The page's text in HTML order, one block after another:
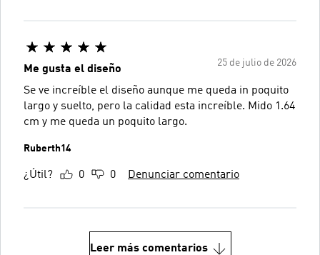
25 de julio de 2026
Me gusta el diseño
Se ve increíble el diseño aunque me queda in poquito
largo y suelto, pero la calidad esta increíble. Mido 1.64
cm y me queda un poquito largo.
Ruberth14
¿Útil? 0 0 Denunciar comentario
Leer más comentarios